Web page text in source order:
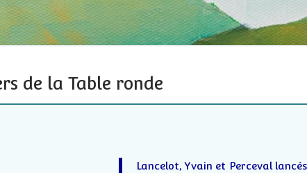
de la Table ronde
Lancelot, Yvain et Perceval